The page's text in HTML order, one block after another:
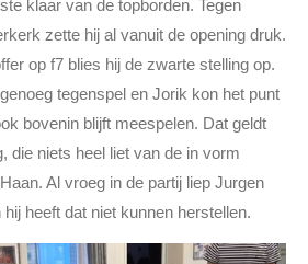
klaar van de topborden. Tegen
zette hij al vanuit de opening druk.
op f7 blies hij de zwarte stelling op.
tegenspel en Jorik kon het punt
bovenin blijft meespelen. Dat geldt
die niets heel liet van de in vorm
Al vroeg in de partij liep Jurgen
heeft dat niet kunnen herstellen.